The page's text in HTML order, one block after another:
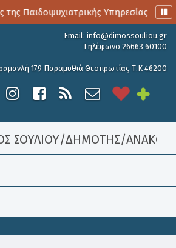
Παιδοψυχιατρικής Υπηρεσίας
Email: info@dimossouliou.gr
Τηλέφωνο 26663 60100
179 Παραμυθιά Θεσπρωτίας Τ.Κ 46200
ΣΟΥΛΙΟΥ/ΔΗΜΟΤΗΣ/